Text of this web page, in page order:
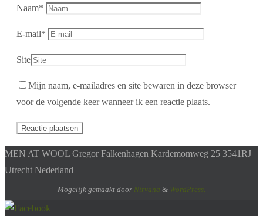
Naam*
E-mail*
Site
Mijn naam, e-mailadres en site bewaren in deze browser
voor de volgende keer wanneer ik een reactie plaats.
MEN AT WOOL Gregor Falkenhagen Kardemomweg 25 3541RJ
Utrecht Nederland
Mogelijk gemaakt door Nirvana & WordPress.